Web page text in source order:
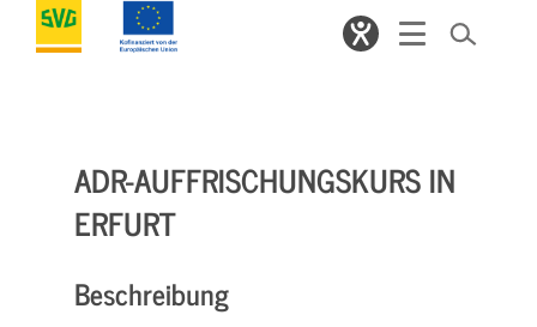
ADR-AUFFRISCHUNGSKURS IN
ERFURT
Beschreibung